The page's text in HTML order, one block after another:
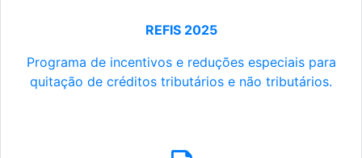
REFIS 2025
Programa de incentivos e reduções especiais para
quitação de créditos tributários e não tributários.